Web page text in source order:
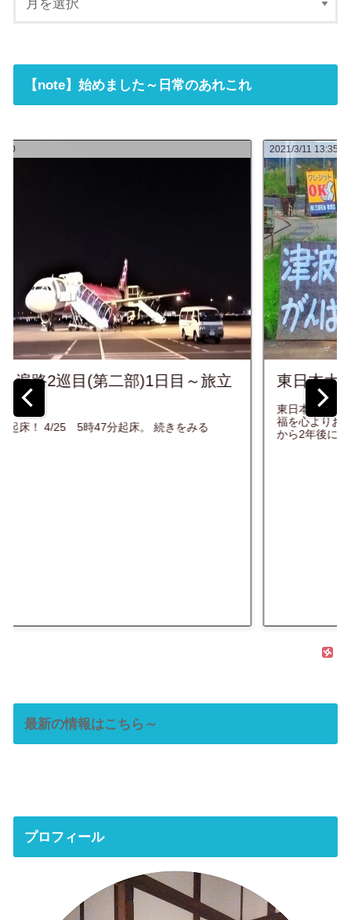
【note】始めました～日常のあれこれ
東日本大震災10年を迎えるにあたって...
東日本大震災から10年、亡くなってしまった方々のご冥
福を心よりお祈り致します。 下記、写真は2013年、震災
から2年後に旅をさせて頂いた東北の風景の一部です。 ...
最新の情報はこちら～
プロフィール